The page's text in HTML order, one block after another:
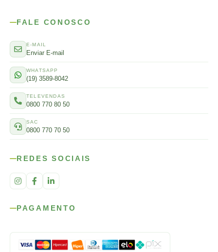
FALE CONOSCO
E-MAIL
Enviar E-mail
WHATSAPP
(19) 3589-8042
TELEVENDAS
0800 770 80 50
SAC
0800 770 70 50
REDES SOCIAIS
PAGAMENTO